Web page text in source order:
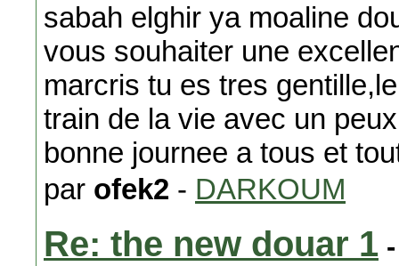
sabah elghir ya moaline
vous souhaiter une
marcris tu es tres
train de la vie avec un
bonne journee a tous et
par ofek2 - DARKOUM
Re: the new douar 1